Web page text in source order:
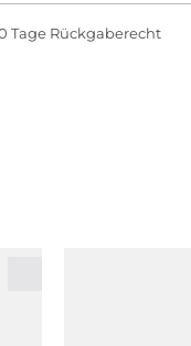
Tage Rückgaberecht